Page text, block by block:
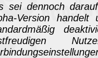
sei dennoch
Version